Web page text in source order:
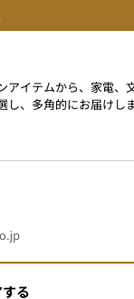
イテムから、家電、
、多角的にお届けし
る